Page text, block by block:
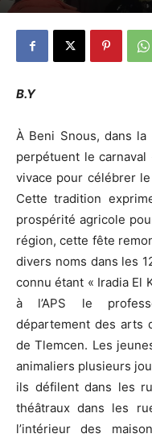
B.Y
À Beni Snous, dans
perpétuent le
vivace pour célébrer
Cette tradition
prospérité agricole
région, cette fête
divers noms dans les
connu étant « Iradia El
à l’APS le
département des arts
de Tlemcen. Les
animaliers plusieurs
ils défilent dans les
théâtraux dans les
l’intérieur des